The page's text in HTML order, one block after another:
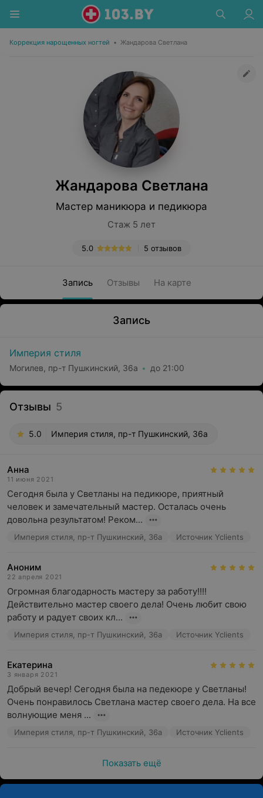
Коррекция нарощенных ногтей • Жандарова Светлана
Жандарова Светлана
Мастер маникюра и педикюра
Стаж 5 лет
5 отзывов
5.0
Запись Отзывы На карте
Запись
Империя стиля
Могилев, пр-т Пушкинский, 36а до 21:00
Отзывы 5
5.0 Империя стиля, пр-т Пушкинский, 36а
Анна
11 июня 2021
Сегодня была у Светланы на педикюре, приятный
человек и замечательный мастер. Осталась очень
довольна результатом! Реком...
Империя стиля, пр-т Пушкинский, 36а Источник Yclients
Аноним
22 апреля 2021
Огромная благодарность мастеру за работу!!!!
Действительно мастер своего дела! Очень любит свою
работу и радует своих кл...
Империя стиля, пр-т Пушкинский, 36а Источник Yclients
Екатерина
3 января 2021
Добрый вечер! Сегодня была на педекюре у Светланы!
Очень понравилось Светлана мастер своего дела. На все
волнующие меня ...
Империя стиля, пр-т Пушкинский, 36а Источник Yclients
Показать ещё